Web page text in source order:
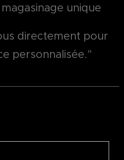
unique
directement pour
personnalisée."